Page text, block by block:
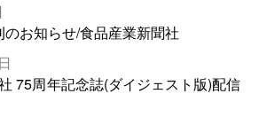
のお知らせ/食品産業新聞社
75周年記念誌(ダイジェスト版)配信